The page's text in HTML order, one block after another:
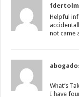
Helpful
not came
What’s
I have